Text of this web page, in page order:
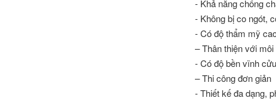
- Khả năng chống
- Không bị co ngót,
- Có độ thẩm mỹ
– Thân thiện với
- Có độ bền vĩnh
– Thi công đơn giản
- Thiết kế đa dạng,